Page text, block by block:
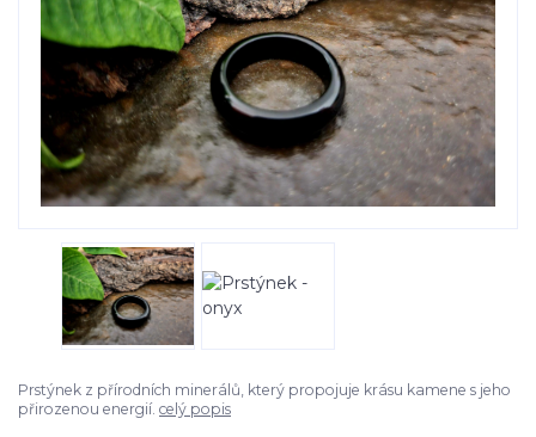
Prstýnek z přírodních minerálů, který propojuje krásu kamene s jeho
přirozenou energií. celý popis